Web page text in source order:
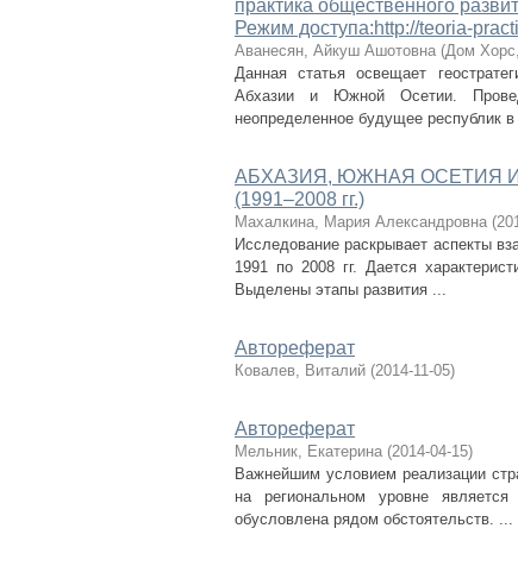
практика общественного
Режим доступа:http://teoria-
Аванесян, Айкуш Ашотовна (Дом Хорс,
Данная статья освещает
Абхазии и Южной Осетии.
неопределенное будущее республик в
АБХАЗИЯ, ЮЖНАЯ ОСЕТИЯ
(1991–2008 гг.)
Махалкина, Мария Александровна (
Исследование раскрывает аспекты
1991 по 2008 гг. Дается
Выделены этапы развития ...
Автореферат
Ковалев, Виталий (2014-11-05)
Автореферат
Мельник, Екатерина (2014-04-15)
Важнейшим условием реализации
на региональном уровне
обусловлена рядом обстоятельств. ...